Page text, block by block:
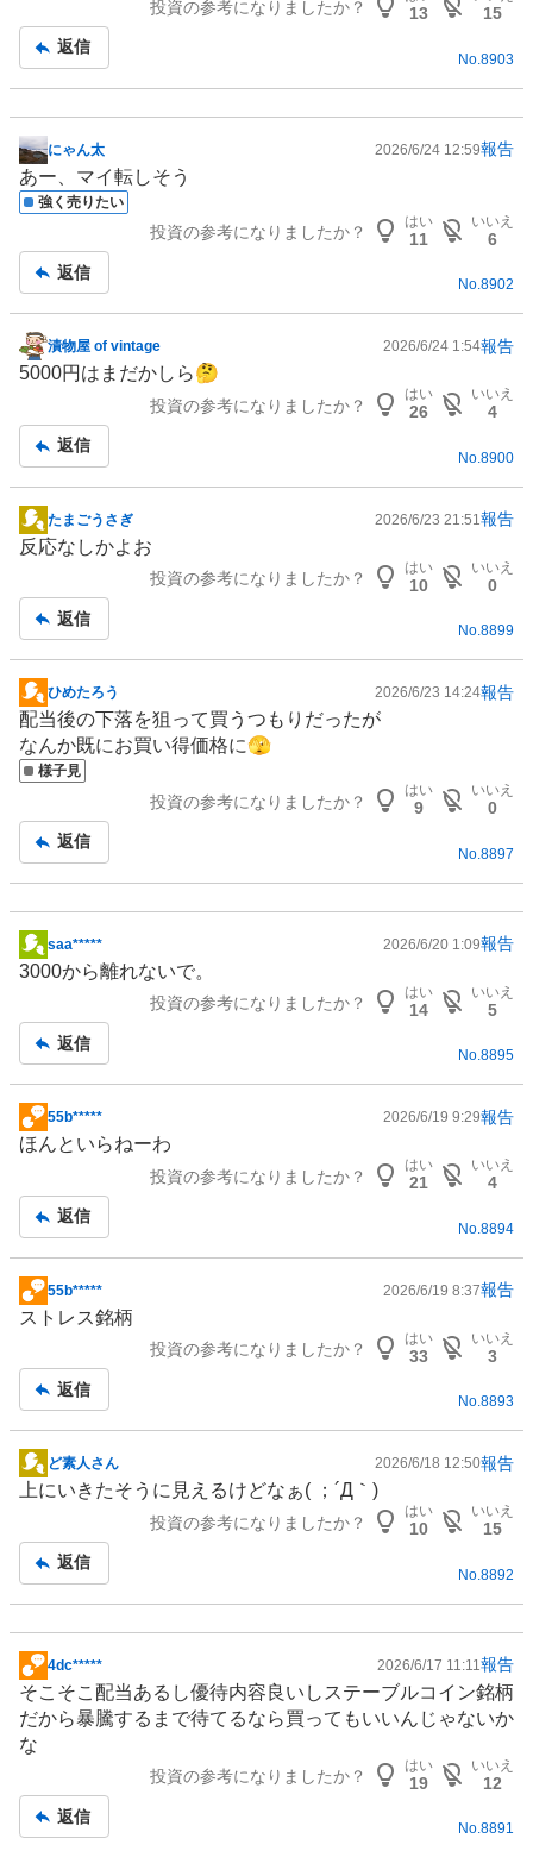
投資の参考になりましたか？ 13
15
返信
No. 8903
掲
示
板
にゃん太 2026/6/24 12:59報告
あー、マイ転しそう
強く売りたい
投資の参考になりましたか？
はい
11
いいえ
6
返信
No.8902
掲
示
事
漬物屋 of vintage 2026/6/24 1:54報告
5000円はまだかしら🤔
投資の参考になりましたか？
はい
26
いいえ
4
返信
No. 8900
掲
示
事
たまごうさぎ 2026/6/23 21:51 報告
反応なしかよお
投資の参考になりましたか？
はい
10
いいえ
0
返信
No.8899
掲
示
板
記
ひめたろう 2026/6/23 14:24報告
配当後の下落を狙って買うつもりだったが
なんか既にお買い得価格に🫣
様子見
投資の参考になりましたか？
はい
9
いいえ
0
返信
No. 8897
掲
示
事
saa***** 2026/6/20 1:09報告
3000から離れないで。
投資の参考になりましたか？
はい
14
いいえ
5
返信
No.8895
掲
示
事
55b***** 2026/6/19 9:29報告
ほんといらねーわ
投資の参考になりましたか？
はい
21
いいえ
4
返信
No. 8894
掲
示
事
55b***** 2026/6/19 8:37報告
ストレス銘柄
投資の参考になりましたか？
はい
33
いいえ
3
返信
No.8893
掲
示
事
ど素人さん 2026/6/18 12:50報告
上にいきたそうに見えるけどなぁ( ；´Д｀)
投資の参考になりましたか？
はい
10
いいえ
15
返信
No. 8892
掲
示
板
記
4dc***** 2026/6/17 11:11 報告
そこそこ配当あるし優待内容良いし ステーブルコイン銘柄
だから暴騰するまで待てるなら買ってもいいんじゃないか
な
投資の参考になりましたか？
はい
19
いいえ
12
返信
No.8891